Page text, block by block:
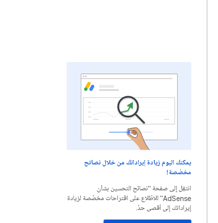
يمكنك اليوم زيادة إيراداتك من خلال نصائح
مخصّصة!
انتقِل إلى صفحة "نصائح التحسين بشأن
AdSense" للاطّلاع على اقتراحات مخصّصة لزيادة
إيراداتك إلى أقصى حدّ.